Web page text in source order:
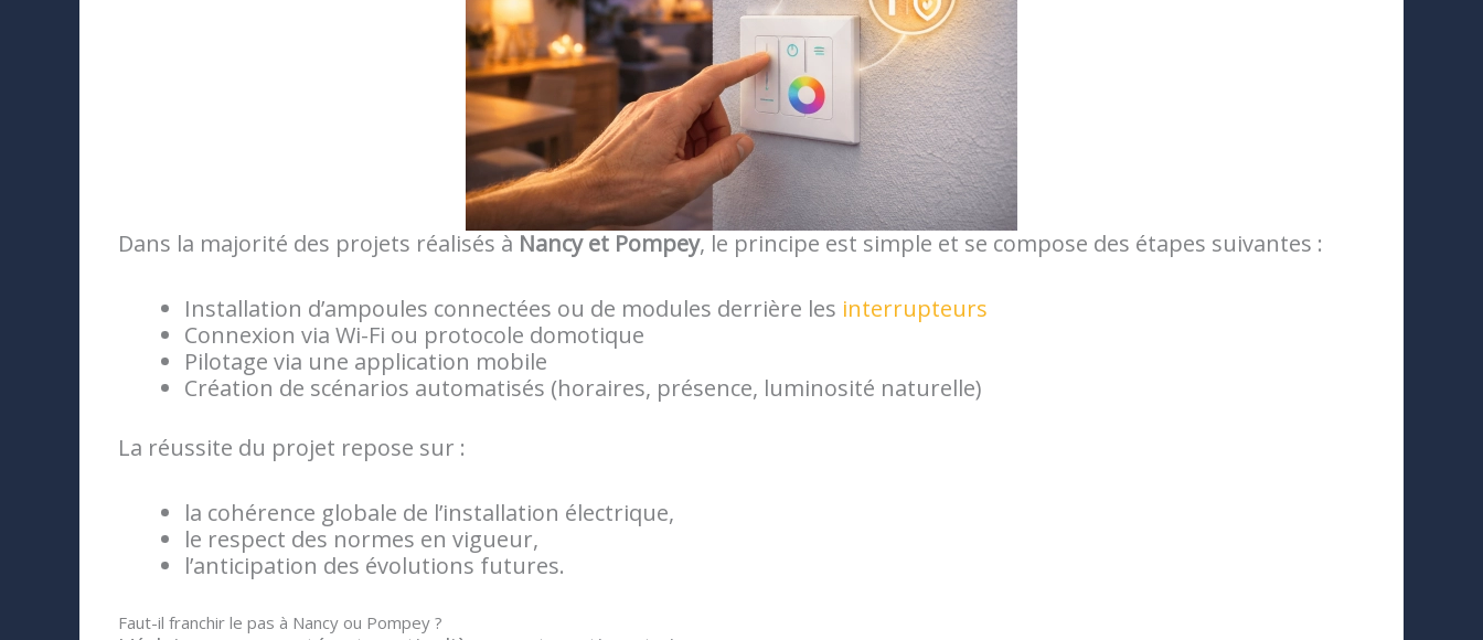
Dans la majorité des projets réalisés à Nancy et Pompey, le principe est simple et se compose des étapes suivantes :
Installation d’ampoules connectées ou de modules derrière les interrupteurs
Connexion via Wi-Fi ou protocole domotique
Pilotage via une application mobile
Création de scénarios automatisés (horaires, présence, luminosité naturelle)
La réussite du projet repose sur :
la cohérence globale de l’installation électrique,
le respect des normes en vigueur,
l’anticipation des évolutions futures.
Faut-il franchir le pas à Nancy ou Pompey ?